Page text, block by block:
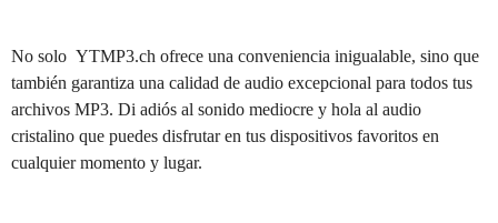
No solo YTMP3.ch ofrece una conveniencia inigualable, sino que
también garantiza una calidad de audio excepcional para todos tus
archivos MP3. Di adiós al sonido mediocre y hola al audio
cristalino que puedes disfrutar en tus dispositivos favoritos en
cualquier momento y lugar.